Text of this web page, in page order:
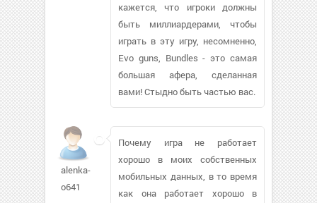
кажется, что игроки должны
быть миллиардерами, чтобы
играть в эту игру, несомненно,
Evo guns, Bundles - это самая
большая афера, сделанная
вами! Стыдно быть частью вас.
alenka-
o641
Почему игра не работает
хорошо в моих собственных
мобильных данных, в то время
как она работает хорошо в